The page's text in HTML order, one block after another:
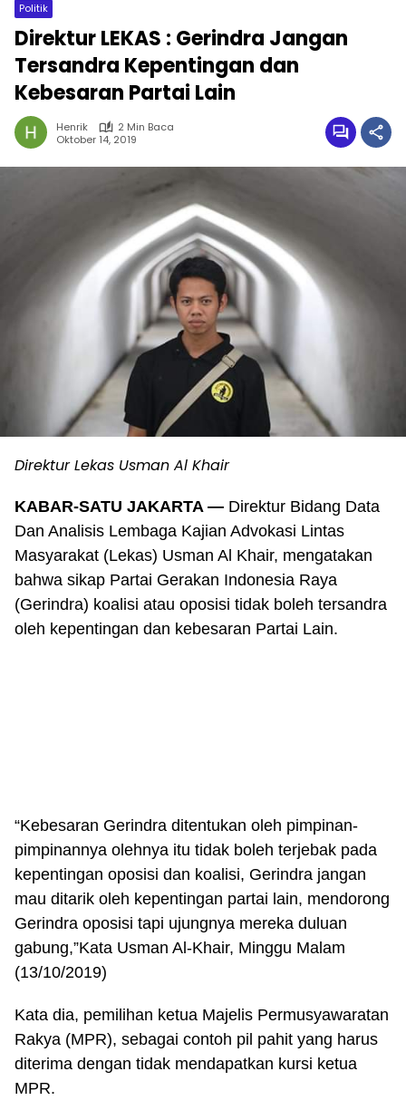
Politik
Direktur LEKAS : Gerindra Jangan
Tersandra Kepentingan dan
Kebesaran Partai Lain
Henrik
2 Min Baca
Oktober 14, 2019
Direktur Lekas Usman Al Khair
KABAR-SATU JAKARTA — Direktur Bidang Data
Dan Analisis Lembaga Kajian Advokasi Lintas
Masyarakat (Lekas) Usman Al Khair, mengatakan
bahwa sikap Partai Gerakan Indonesia Raya
(Gerindra) koalisi atau oposisi tidak boleh tersandra
oleh kepentingan dan kebesaran Partai Lain.
“Kebesaran Gerindra ditentukan oleh pimpinan-
pimpinannya olehnya itu tidak boleh terjebak pada
kepentingan oposisi dan koalisi, Gerindra jangan
mau ditarik oleh kepentingan partai lain, mendorong
Gerindra oposisi tapi ujungnya mereka duluan
gabung,”Kata Usman Al-Khair, Minggu Malam
(13/10/2019)
Kata dia, pemilihan ketua Majelis Permusyawaratan
Rakya (MPR), sebagai contoh pil pahit yang harus
diterima dengan tidak mendapatkan kursi ketua
MPR.